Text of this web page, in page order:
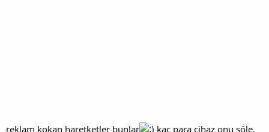
reklam kokan haretketler bunlar kaç para cihaz onu söle.